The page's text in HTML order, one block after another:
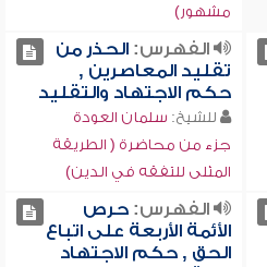
مشهور)
الفهرس:الحذر من
تقليد المعاصرين ,
حكم الاجتهاد والتقليد
للشيخ: سلمان العودة
جزء من محاضرة ( الطريقة
المثلى للتفقه في الدين)
الفهرس:حرص
الأئمة الأربعة على اتباع
الحق , حكم الاجتهاد